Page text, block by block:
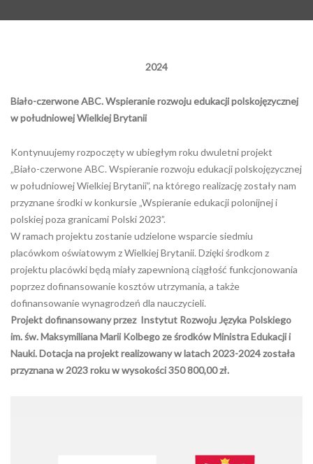
2024
Biało-czerwone ABC. Wspieranie rozwoju edukacji polskojęzycznej
w południowej Wielkiej Brytanii
Kontynuujemy rozpoczęty w ubiegłym roku dwuletni projekt
„Biało-czerwone ABC. Wspieranie rozwoju edukacji polskojęzycznej
w południowej Wielkiej Brytanii”, na którego realizację zostały nam
przyznane środki w konkursie „Wspieranie edukacji polonijnej i
polskiej poza granicami Polski 2023”.
W ramach projektu zostanie udzielone wsparcie siedmiu
placówkom oświatowym z Wielkiej Brytanii. Dzięki środkom z
projektu placówki będą miały zapewnioną ciągłość funkcjonowania
poprzez dofinansowanie kosztów utrzymania, a także
dofinansowanie wynagrodzeń dla nauczycieli.
Projekt dofinansowany przez Instytut Rozwoju Języka Polskiego
im. św. Maksymiliana Marii Kolbego ze środków Ministra Edukacji i
Nauki. Dotacja na projekt realizowany w latach 2023-2024 została
przyznana w 2023 roku w wysokości 350 800,00 zł.